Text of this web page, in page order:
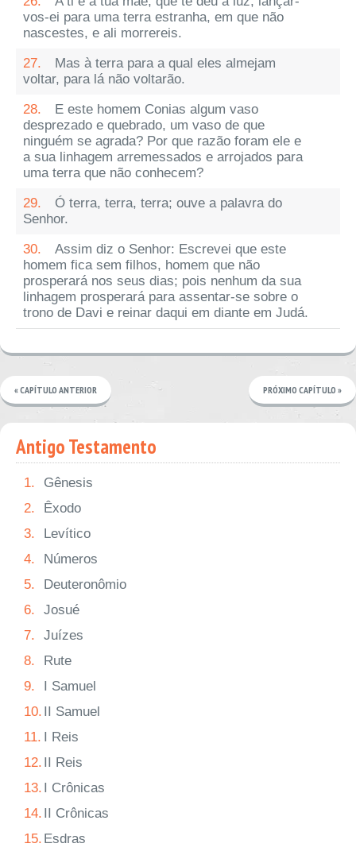
vos-ei para uma terra estranha, em que não
nascestes, e ali morrereis.
27.
Mas à terra para a qual eles almejam
voltar, para lá não voltarão.
28.
E este homem Conias algum vaso
desprezado e quebrado, um vaso de que
ninguém se agrada? Por que razão foram ele e
a sua linhagem arremessados e arrojados para
uma terra que não conhecem?
29.
Ó terra, terra, terra; ouve a palavra do
Senhor.
30.
Assim diz o Senhor: Escrevei que este
homem fica sem filhos, homem que não
prosperará nos seus dias; pois nenhum da sua
linhagem prosperará para assentar-se sobre o
trono de Davi e reinar daqui em diante em Judá.
« CAPÍTULO ANTERIOR PRÓXIMO CAPÍTULO »
Antigo Testamento
1.
Gênesis
2.
Êxodo
3.
Levítico
4.
Números
5.
Deuteronômio
6.
Josué
7.
Juízes
8.
Rute
9.
I Samuel
10. II Samuel
11. I Reis
12. II Reis
13. I Crônicas
14. II Crônicas
15. Esdras